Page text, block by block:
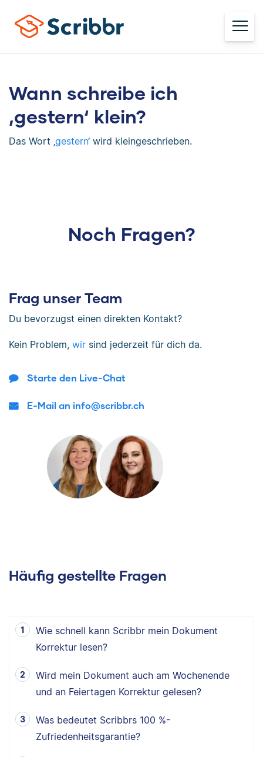
Wann schreibe ich
‚gestern‘ klein?
Das Wort ‚gestern‘ wird kleingeschrieben.
Noch Fragen?
Frag unser Team
Du bevorzugst einen direkten Kontakt?
Kein Problem, wir sind jederzeit für dich da.
Starte den Live-Chat
E-Mail an info@scribbr.ch
Häufig gestellte Fragen
Wie schnell kann Scribbr mein Dokument
Korrektur lesen?
Wird mein Dokument auch am Wochenende
und an Feiertagen Korrektur gelesen?
Was bedeutet Scribbrs 100 %-
Zufriedenheitsgarantie?